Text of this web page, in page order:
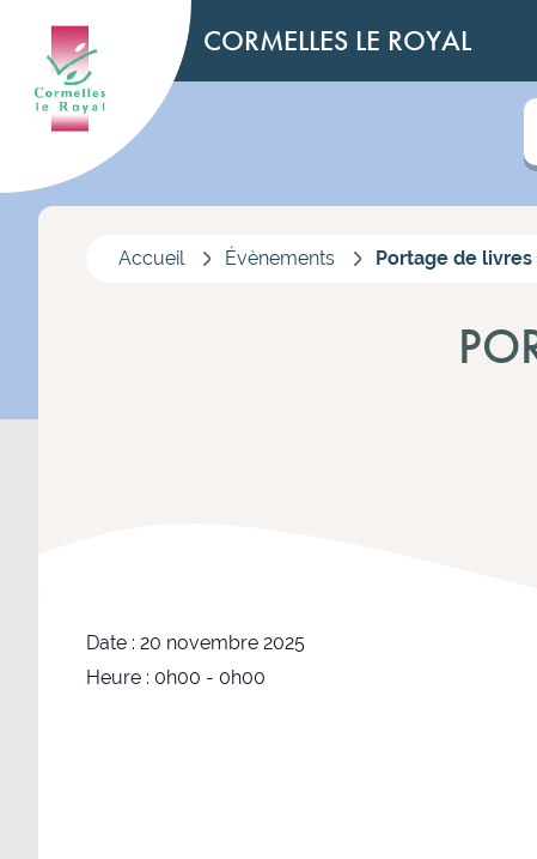
CORMELLES LE ROYAL
Accueil Évènements Portage de
Date : 20 novembre 2025
Heure : 0h00 - 0h00